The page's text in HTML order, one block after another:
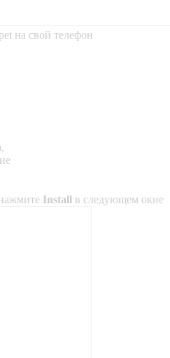
на свой телефон
Install в следующем окне